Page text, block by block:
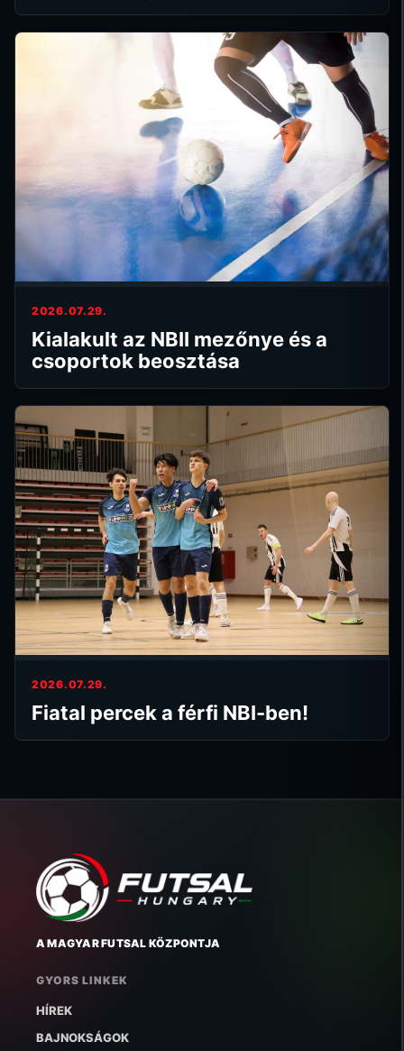
2026.07.29.
Kialakult az NBII mezőnye és a
csoportok beosztása
2026.07.29.
Fiatal percek a férfi NBI-ben!
A MAGYAR FUTSAL KÖZPONTJA
GYORS LINKEK
HÍREK
BAJNOKSÁGOK